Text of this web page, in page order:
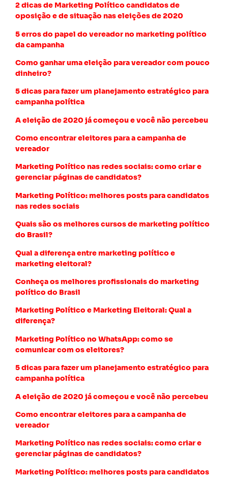
2 dicas de Marketing Político candidatos de
oposição e de situação nas eleições de 2020
5 erros do papel do vereador no marketing político
da campanha
Como ganhar uma eleição para vereador com pouco
dinheiro?
5 dicas para fazer um planejamento estratégico para
campanha política
A eleição de 2020 já começou e você não percebeu
Como encontrar eleitores para a campanha de
vereador
Marketing Político nas redes sociais: como criar e
gerenciar páginas de candidatos?
Marketing Político: melhores posts para candidatos
nas redes sociais
Quais são os melhores cursos de marketing político
do Brasil?
Qual a diferença entre marketing político e
marketing eleitoral?
Conheça os melhores profissionais do marketing
político do Brasil
Marketing Político e Marketing Eleitoral: Qual a
diferença?
Marketing Político no WhatsApp: como se
comunicar com os eleitores?
5 dicas para fazer um planejamento estratégico para
campanha política
A eleição de 2020 já começou e você não percebeu
Como encontrar eleitores para a campanha de
vereador
Marketing Político nas redes sociais: como criar e
gerenciar páginas de candidatos?
Marketing Político: melhores posts para candidatos